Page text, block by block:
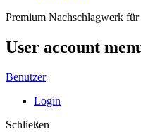
Premium Nachschlagwerk
User account
Benutzer
Login
Schließen